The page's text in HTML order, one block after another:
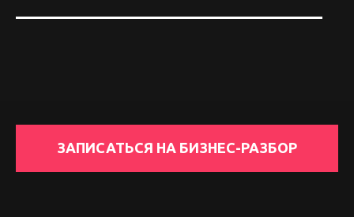
ЗАПИСАТЬСЯ НА БИЗНЕС-РАЗБОР